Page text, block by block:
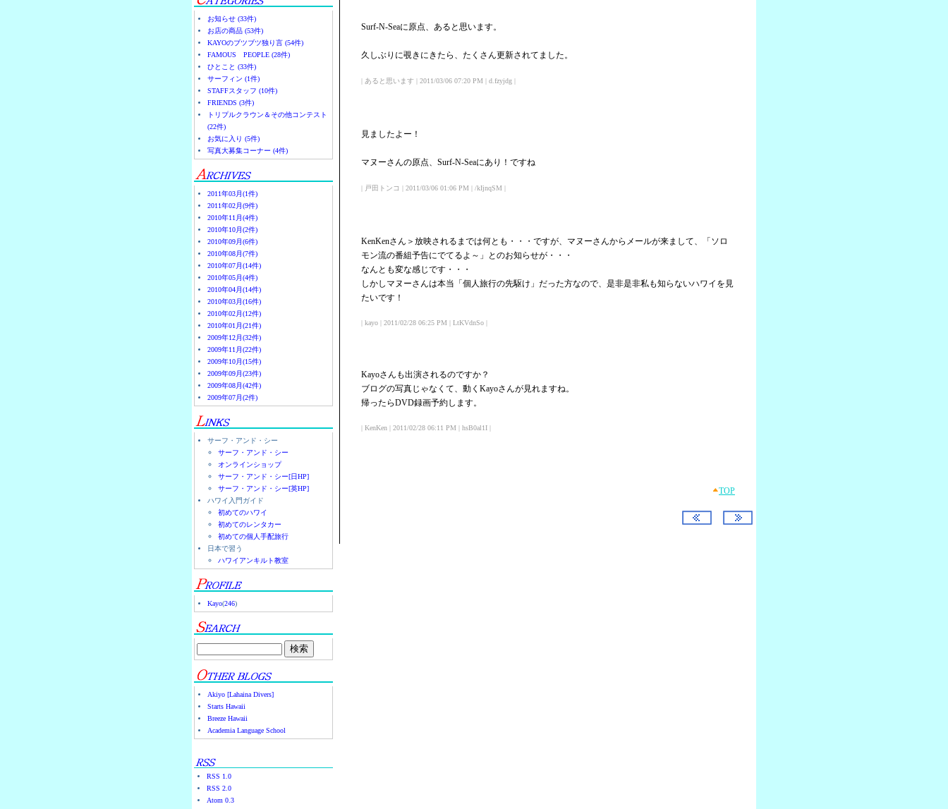
お知らせ (33件)
お店の商品 (53件)
KAYOのブツブツ独り言 (54件)
FAMOUS PEOPLE (28件)
ひとこと (33件)
サーフィン (1件)
STAFFスタッフ (10件)
FRIENDS (3件)
トリプルクラウン＆その他コンテスト
(22件)
お気に入り (5件)
写真大募集コーナー (4件)
2011年03月(1件)
2011年02月(9件)
2010年11月(4件)
2010年10月(2件)
2010年09月(6件)
2010年08月(7件)
2010年07月(14件)
2010年05月(4件)
2010年04月(14件)
2010年03月(16件)
2010年02月(12件)
2010年01月(21件)
2009年12月(32件)
2009年11月(22件)
2009年10月(15件)
2009年09月(23件)
2009年08月(42件)
2009年07月(2件)
サーフ・アンド・シー
サーフ・アンド・シー
オンラインショップ
サーフ・アンド・シー[日HP]
サーフ・アンド・シー[英HP]
ハワイ入門ガイド
初めてのハワイ
初めてのレンタカー
初めての個人手配旅行
日本で習う
ハワイアンキルト教室
Kayo(246)
Akiyo [Lahaina Divers]
Starts Hawaii
Breeze Hawaii
Academia Language School
RSS 1.0
RSS 2.0
Atom 0.3
Surf-N-Seaに原点、あると思います。
久しぶりに覗きにきたら、たくさん更新されてました。
| あると思います | 2011/03/06 07:20 PM | d.fzyjdg |
見ましたよー！
マヌーさんの原点、Surf-N-Seaにあり！ですね
| 戸田トンコ | 2011/03/06 01:06 PM | /kIjnqSM |
KenKenさん＞放映されるまでは何とも・・・ですが、マヌーさんからメールが来まして、「ソロ
モン流の番組予告にでてるよ～」とのお知らせが・・・
なんとも変な感じです・・・
しかしマヌーさんは本当「個人旅行の先駆け」だった方なので、是非是非私も知らないハワイを見
たいです！
| kayo | 2011/02/28 06:25 PM | LtKVdnSo |
Kayoさんも出演されるのですか？
ブログの写真じゃなくて、動くKayoさんが見れますね。
帰ったらDVD録画予約します。
| KenKen | 2011/02/28 06:11 PM | hsB0al1I |
TOP